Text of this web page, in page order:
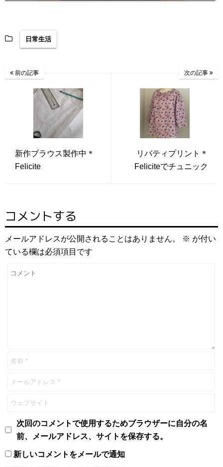
日常生活
前の記事
新作ブラウス製作中＊
Felicite
次の記事
リバティプリント＊
Feliciteでチュニック
コメントする
メールアドレスが公開されることはありません。 ※ が付い
ている欄は必須項目です
次回のコメントで使用するためブラウザーに自分の名
前、メールアドレス、サイトを保存する。
新しいコメントをメールで通知